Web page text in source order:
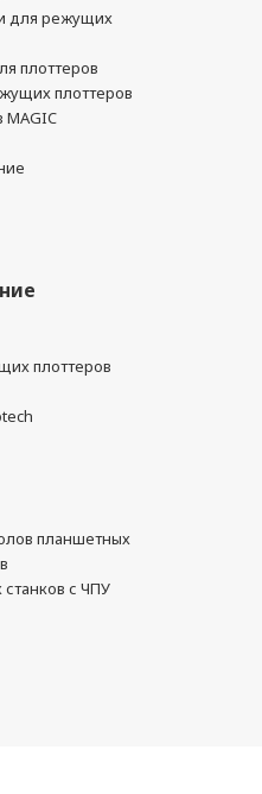
для режущих
плоттеров
плоттеров
плоттеров
планшетных
с ЧПУ